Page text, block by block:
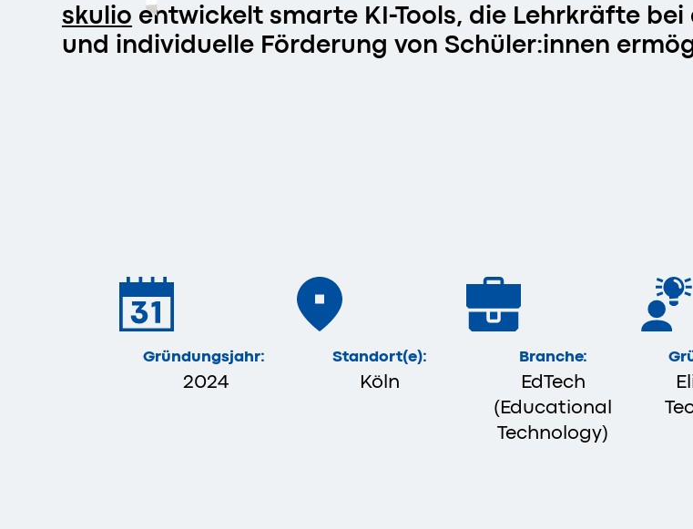
skulio entwickelt smarte KI-Tools, die Lehrkräfte
und individuelle Förderung von Schüler:innen
Gründungsjahr:
2024
Standort(e):
Köln
Branche:
EdTech
(Educational
Technology)